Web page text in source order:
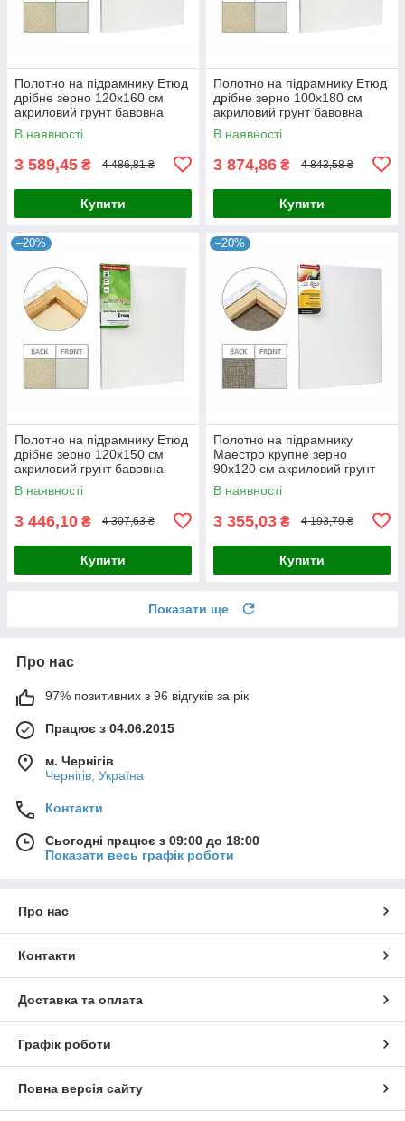
Полотно на підрамнику Етюд
дрібне зерно 120x160 см
акриловий грунт бавовна
4820149870359
В наявності
3 589,45 ₴ 4 486,81 ₴
Купити
Полотно на підрамнику Етюд
дрібне зерно 100x180 см
акриловий грунт бавовна
4820149870281
В наявності
3 874,86 ₴ 4 843,58 ₴
Купити
–20%
Полотно на підрамнику Етюд
дрібне зерно 120x150 см
акриловий грунт бавовна
4820149870342
В наявності
3 446,10 ₴ 4 307,63 ₴
Купити
–20%
Полотно на підрамнику
Маестро крупне зерно
90x120 см акриловий грунт
льон 4820149858029
В наявності
3 355,03 ₴ 4 193,79 ₴
Купити
Показати ще
Про нас
97% позитивних з 96 відгуків за рік
Працює з 04.06.2015
м. Чернігів
Чернігів, Україна
Контакти
Сьогодні працює з 09:00 до 18:00
Показати весь графік роботи
Про нас
Контакти
Доставка та оплата
Графік роботи
Повна версія сайту